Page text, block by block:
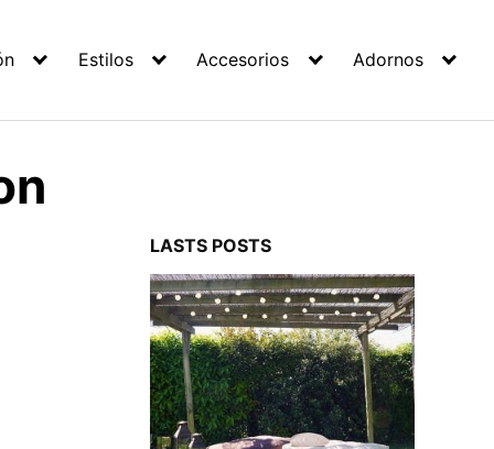
Estilos Accesorios Adornos
LASTS POSTS